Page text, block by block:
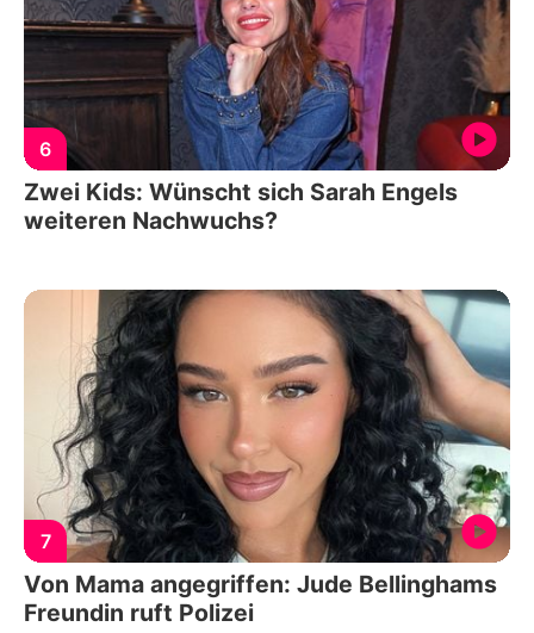
6
Zwei Kids: Wünscht sich Sarah Engels
weiteren Nachwuchs?
7
Von Mama angegriffen: Jude Bellinghams
Freundin ruft Polizei